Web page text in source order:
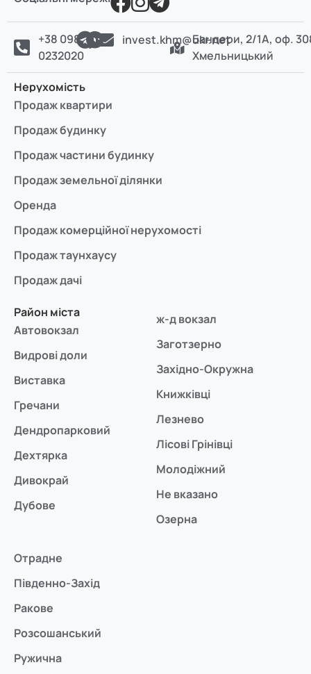
+38 098
0232020
invest.khm@ukr.netБандери, 2/1А, оф.
Хмельницький
Нерухомість
Продаж квартири
Продаж будинку
Продаж частини будинку
Продаж земельної ділянки
Оренда
Продаж комерційної нерухомості
Продаж таунхаусу
Продаж дачі
Район міста
Автовокзал
Видрові доли
Виставка
Гречани
Дендропарковий
Дехтярка
Дивокрай
Дубове
ж-д вокзал
Заготзерно
Західно-Окружна
Книжківці
Лезнево
Лісові Грінівці
Молодіжний
Не вказано
Озерна
Отрадне
Південно-Захід
Ракове
Розсошанський
Ружична